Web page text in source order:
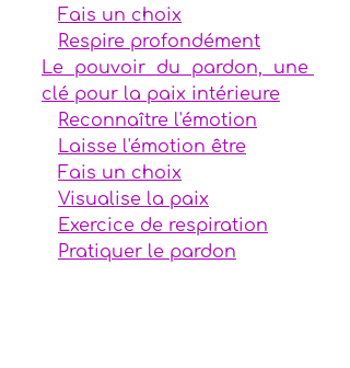
Fais un choix
Respire profondément
Le pouvoir du pardon, une
clé pour la paix intérieure
Reconnaître l'émotion
Laisse l'émotion être
Fais un choix
Visualise la paix
Exercice de respiration
Pratiquer le pardon